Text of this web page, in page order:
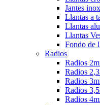
Jantes inox
Llantas a
Llantas
Llantas
Fondo de
Radios
Radios
Radios
Radios
Radios
Radios